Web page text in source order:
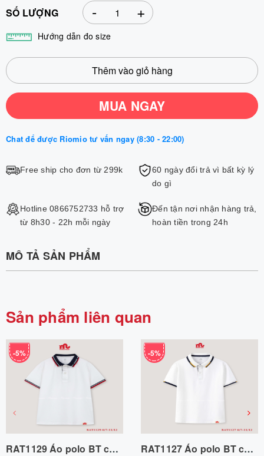
SỐ LƯỢNG +
-
Hướng dẫn đo size
Thêm vào giỏ hàng
MUA NGAY
Chat để được Riomio tư vấn ngay (8:30 - 22:00)
Free ship cho đơn từ 299k
60 ngày đổi trả vì bất kỳ lý
do gì
Hotline 0866752733 hỗ trợ
từ 8h30 - 22h mỗi ngày
Đến tận nơi nhận hàng trả,
hoàn tiền trong 24h
MÔ TẢ SẢN PHẨM
Sản phẩm liên quan
-5%
RAT1129 Áo polo BT cổ dệt Riomio 6/7-11/12 R6 Riomio
-5%
RAT1127 Áo polo BT cổ dệt 2 màu 6/7-11/12 R6 Riomio